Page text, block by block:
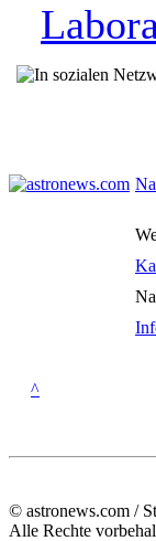
^
© astronews.com /
Alle Rechte